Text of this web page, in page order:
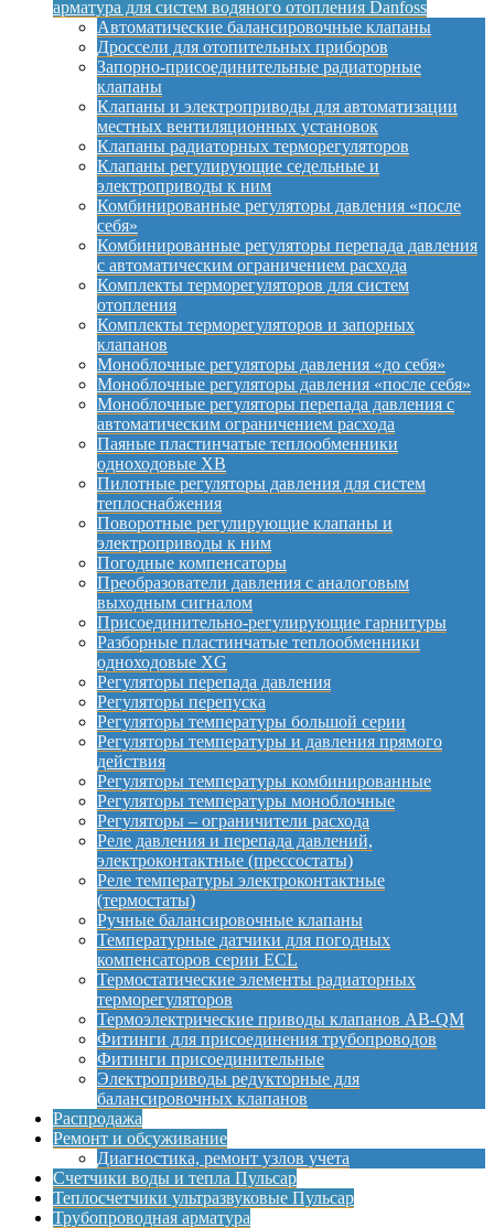
арматура для систем водяного отопления Danfoss
Автоматические балансировочные клапаны
Дроссели для отопительных приборов
Запорно-присоединительные радиаторные
клапаны
Клапаны и электроприводы для автоматизации
местных вентиляционных установок
Клапаны радиаторных терморегуляторов
Клапаны регулирующие седельные и
электроприводы к ним
Комбинированные регуляторы давления «после
себя»
Комбинированные регуляторы перепада давления
с автоматическим ограничением расхода
Комплекты терморегуляторов для систем
отопления
Комплекты терморегуляторов и запорных
клапанов
Моноблочные регуляторы давления «до себя»
Моноблочные регуляторы давления «после себя»
Моноблочные регуляторы перепада давления с
автоматическим ограничением расхода
Паяные пластинчатые теплообменники
одноходовые XB
Пилотные регуляторы давления для систем
теплоснабжения
Поворотные регулирующие клапаны и
электроприводы к ним
Погодные компенсаторы
Преобразователи давления с аналоговым
выходным сигналом
Присоединительно-регулирующие гарнитуры
Разборные пластинчатые теплообменники
одноходовые XG
Регуляторы перепада давления
Регуляторы перепуска
Регуляторы температуры большой серии
Регуляторы температуры и давления прямого
действия
Регуляторы температуры комбинированные
Регуляторы температуры моноблочные
Регуляторы – ограничители расхода
Реле давления и перепада давлений,
электроконтактные (прессостаты)
Реле температуры электроконтактные
(термостаты)
Ручные балансировочные клапаны
Температурные датчики для погодных
компенсаторов серии ECL
Термостатические элементы радиаторных
терморегуляторов
Термоэлектрические приводы клапанов AB-QM
Фитинги для присоединения трубопроводов
Фитинги присоединительные
Электроприводы редукторные для
балансировочных клапанов
Распродажа
Ремонт и обсуживание
Диагностика, ремонт узлов учета
Счетчики воды и тепла Пульсар
Теплосчетчики ультразвуковые Пульсар
Трубопроводная арматура